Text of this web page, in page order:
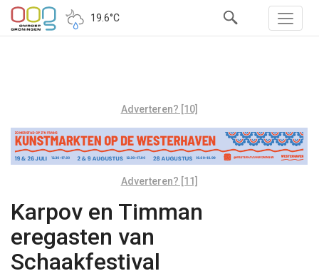
19.6°C
Adverteren? [10]
Adverteren? [11]
Karpov en Timman
eregasten van
Schaakfestival